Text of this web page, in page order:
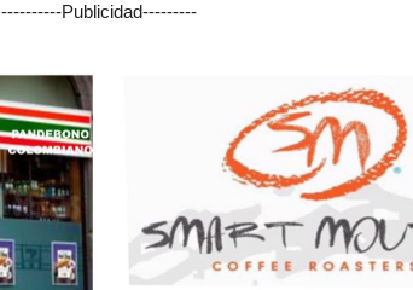
----------Publicidad---------